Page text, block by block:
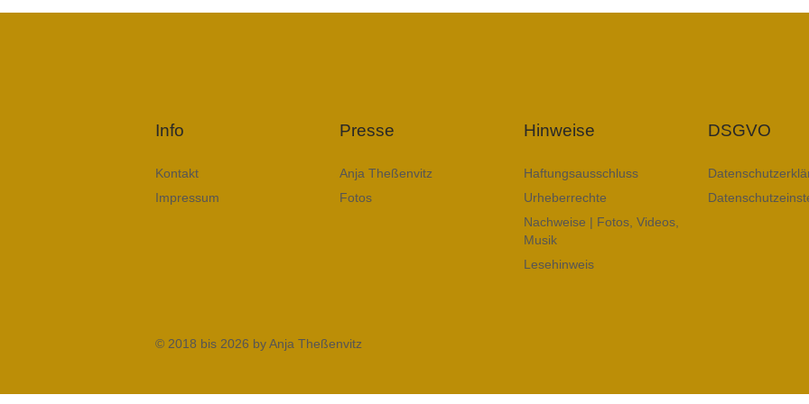
Info
Kontakt
Impressum
Presse
Anja Theßenvitz
Fotos
Hinweise
Haftungsausschluss
Urheberrechte
Nachweise | Fotos, Videos,
Musik
Lesehinweis
DSGVO
© 2018 bis 2026 by Anja Theßenvitz